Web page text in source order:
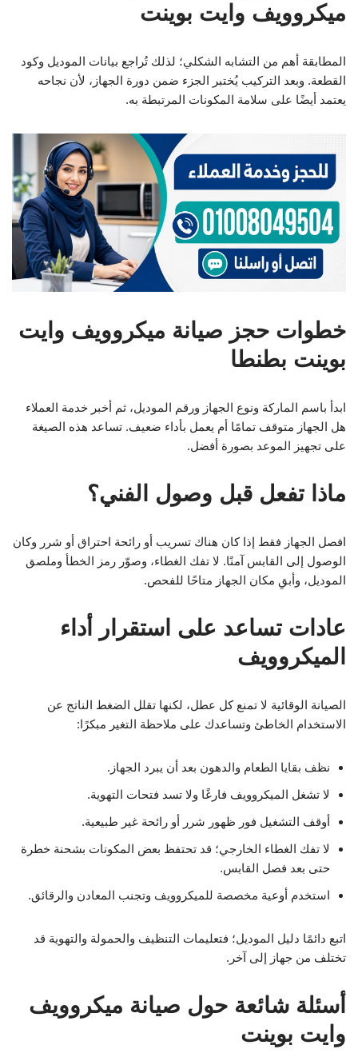
ميكروويف وايت بوينت
المطابقة أهم من التشابه الشكلي؛ لذلك تُراجع بيانات الموديل وكود
القطعة. وبعد التركيب يُختبر الجزء ضمن دورة الجهاز، لأن نجاحه
يعتمد أيضًا على سلامة المكونات المرتبطة به.
خطوات حجز صيانة ميكروويف وايت
بوينت بطنطا
ابدأ باسم الماركة ونوع الجهاز ورقم الموديل، ثم أخبر خدمة العملاء
هل الجهاز متوقف تمامًا أم يعمل بأداء ضعيف. تساعد هذه الصيغة
على تجهيز الموعد بصورة أفضل.
ماذا تفعل قبل وصول الفني؟
افصل الجهاز فقط إذا كان هناك تسريب أو رائحة احتراق أو شرر وكان
الوصول إلى القابس آمنًا. لا تفك الغطاء، وصوّر رمز الخطأ وملصق
الموديل، وأبقِ مكان الجهاز متاحًا للفحص.
عادات تساعد على استقرار أداء
الميكروويف
الصيانة الوقائية لا تمنع كل عطل، لكنها تقلل الضغط الناتج عن
الاستخدام الخاطئ وتساعدك على ملاحظة التغير مبكرًا:
نظف بقايا الطعام والدهون بعد أن يبرد الجهاز.
لا تشغل الميكروويف فارغًا ولا تسد فتحات التهوية.
أوقف التشغيل فور ظهور شرر أو رائحة غير طبيعية.
لا تفك الغطاء الخارجي؛ قد تحتفظ بعض المكونات بشحنة خطرة
حتى بعد فصل القابس.
استخدم أوعية مخصصة للميكروويف وتجنب المعادن والرقائق.
اتبع دائمًا دليل الموديل؛ فتعليمات التنظيف والحمولة والتهوية قد
تختلف من جهاز إلى آخر.
أسئلة شائعة حول صيانة ميكروويف
وايت بوينت